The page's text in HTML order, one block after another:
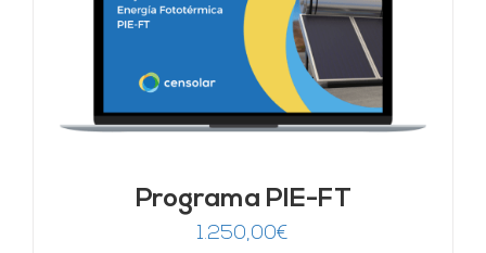
Programa PIE-FT
1.250,00€